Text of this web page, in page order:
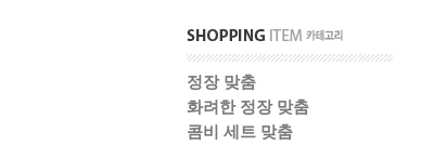
정장 맞춤
화려한 정장 맞춤
콤비 세트 맞춤